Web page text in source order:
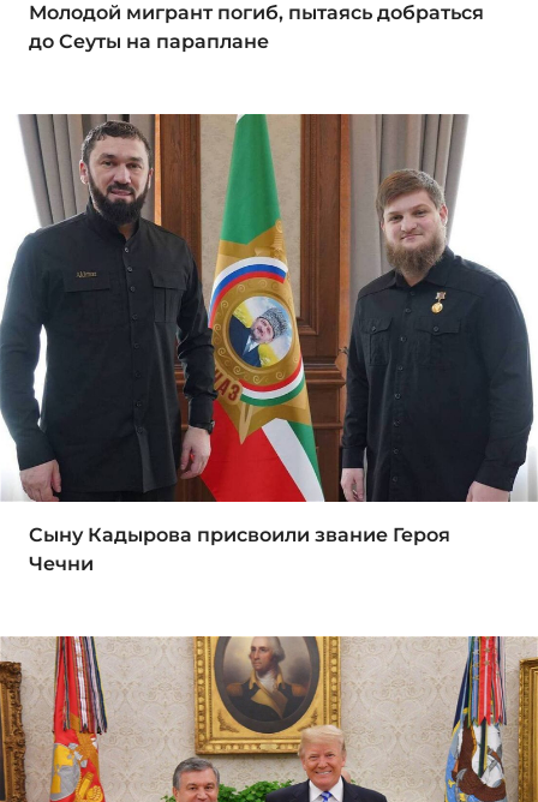
Молодой мигрант погиб, пытаясь добраться
до Сеуты на параплане
Сыну Кадырова присвоили звание Героя
Чечни